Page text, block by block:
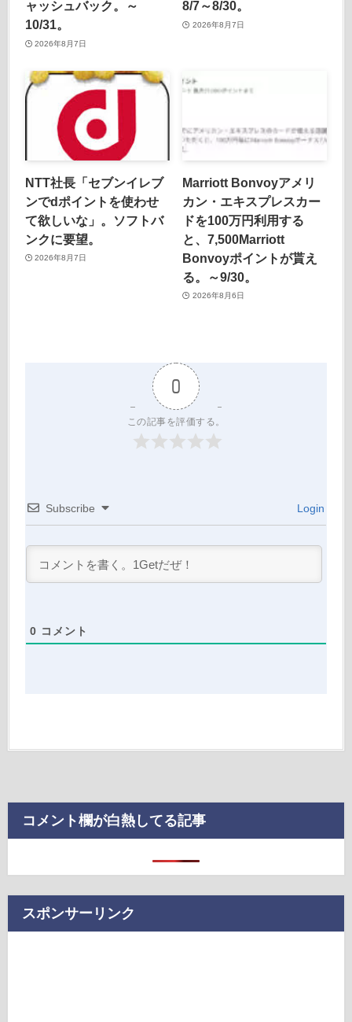
ャッシュバック。～
10/31。
2026年8月7日
8/7～8/30。
2026年8月7日
NTT社長「セブンイレブ
ンでdポイントを使わせ
て欲しいな」。ソフトバ
ンクに要望。
2026年8月7日
Marriott Bonvoyアメリ
カン・エキスプレスカー
ドを100万円利用する
と、7,500Marriott
Bonvoyポイントが貰え
る。～9/30。
2026年8月6日
0
この記事を評価する。
Subscribe Login
0 コメント
コメント欄が白熱してる記事
スポンサーリンク